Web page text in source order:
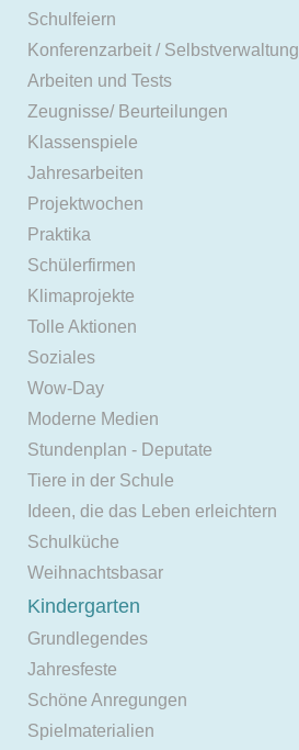
Schulfeiern
Konferenzarbeit / Selbstverwaltung
Arbeiten und Tests
Zeugnisse/ Beurteilungen
Klassenspiele
Jahresarbeiten
Projektwochen
Praktika
Schülerfirmen
Klimaprojekte
Tolle Aktionen
Soziales
Wow-Day
Moderne Medien
Stundenplan - Deputate
Tiere in der Schule
Ideen, die das Leben erleichtern
Schulküche
Weihnachtsbasar
Kindergarten
Grundlegendes
Jahresfeste
Schöne Anregungen
Spielmaterialien